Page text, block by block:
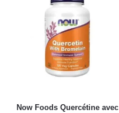
Now Foods Quercétine avec